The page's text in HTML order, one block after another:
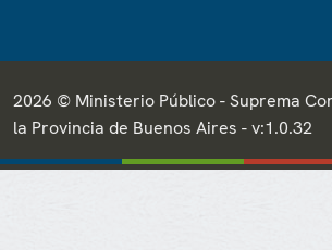
2026 © Ministerio Público - Suprema
la Provincia de Buenos Aires - v:1.0.32